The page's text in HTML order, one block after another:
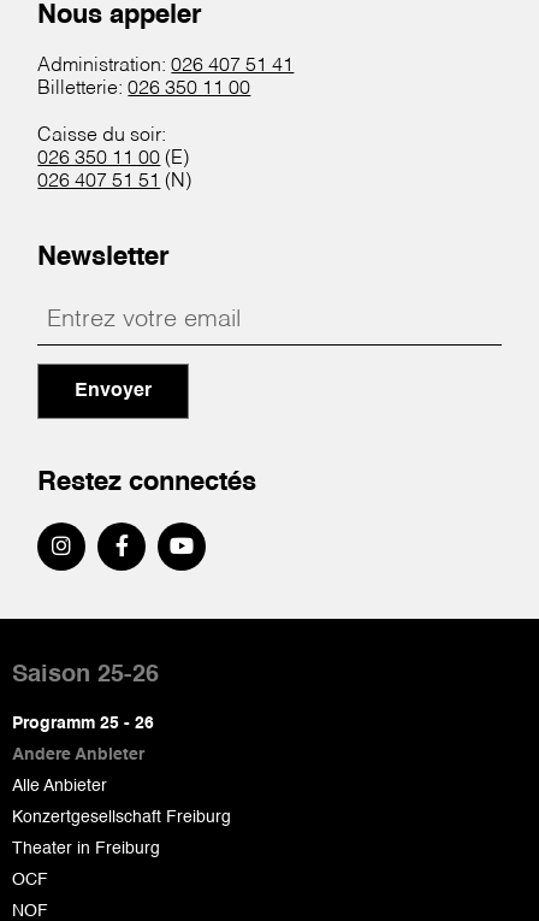
Nous appeler
Administration:026 407 51 41
Billetterie:026 350 11 00
Caisse du soir:
026 350 11 00 (E)
026 407 51 51 (N)
Newsletter
Envoyer
Restez connectés
de
page
Saison 25-26
Programm 25 - 26
Andere Anbieter
Alle Anbieter
Konzertgesellschaft Freiburg
Theater in Freiburg
OCF
NOF